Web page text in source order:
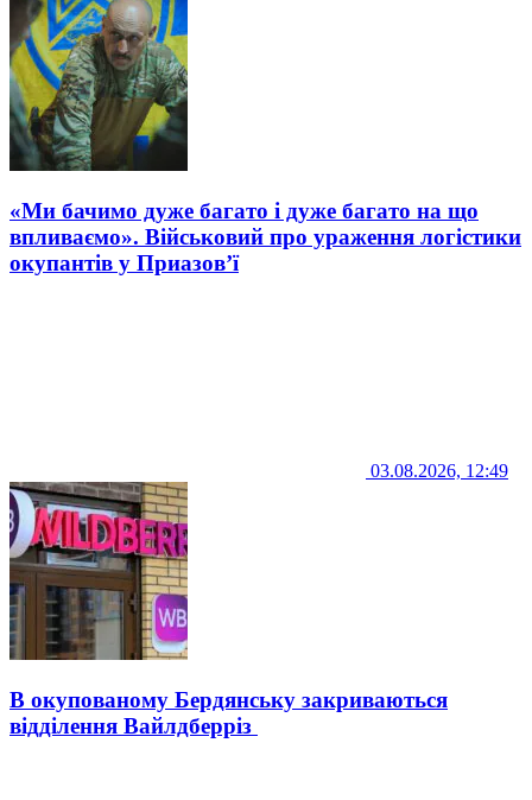
«Ми бачимо дуже багато і дуже багато на що
впливаємо». Військовий про ураження логістики
окупантів у Приазов’ї
03.08.2026, 12:49
В окупованому Бердянську закриваються
відділення Вайлдберріз